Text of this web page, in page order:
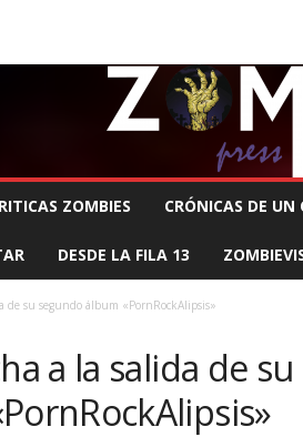
ZOMBIES CRÓNICAS DE
DESDE LA FILA 13
de su segundo álbum «PornRockAlipsis»
a la salida de su